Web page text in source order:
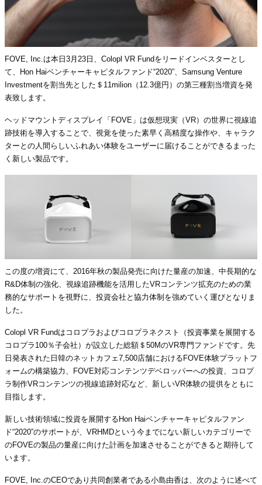
FOVE, Inc.は本日3月23日、Colopl VR Fundをリードインベスターとし
て、Hon Haiベンチャーキャピタルファンド“2020”、Samsung Venture
Investmentを割当先とした＄11milion（12.3億円）の第三種割当増資を発
表致します。
ヘッドマウントディスプレイ「FOVE」は仮想現実（VR）の世界に視線追
跡技術を導入することで、視覚を使った素早く高精度な操作や、キャラク
ターとの人間らしいふれあい体験をユーザーに届けることができるまった
く新しい製品です。
この度の増資にて、2016年秋の製品発売に向けた量産の加速、中長期的な
R&D体制の強化、視線追跡機能を活用したVRコンテンツ拡充のための業
務的なサポートを視野に、投資会社と協力体制を強めていく運びとなりま
した。
Colopl VR Fundはコロプラおよびコロプラネクスト（投資事業を展開する
コロプラ100％子会社）が設立した総額＄50MのVR専門ファンドです。先
日発表された日韓のネットカフェ7,500店舗におけるFOVE体験プラットフ
ォームの構築協力、FOVE対応コンテンツデベロッパーへの投資、コロプ
ラ制作VRコンテンツの視線追跡対応など、新しいVR体験の提供をともに
目指します。
新しい技術領域に投資を展開するHon Haiベンチャーキャピタルファン
ド“2020”のサポートが、VRHMDという今までにない新しいカテゴリーで
のFOVEの製品の量産に向けた計画を加速させることができると期待して
います。
FOVE, Inc.のCEOであり共同創業者である小島由香は、次のように述べて